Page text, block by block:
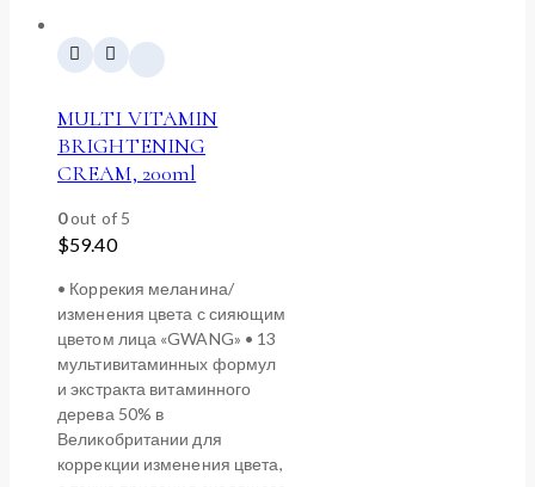
MULTI VITAMIN
BRIGHTENING
CREAM, 200ml
0out of 5
$59.40
• Коррекия меланина/
изменения цвета с сияющим
цветом лица «GWANG» • 13
мультивитаминных формул
и экстракта витаминного
дерева 50% в
Великобритании для
коррекции изменения цвета,